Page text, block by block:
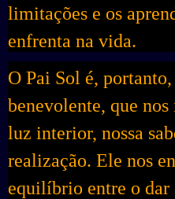
limitações e os
enfrenta na vida.
O Pai Sol é,
benevolente, que nos
luz interior, nossa
realização. Ele nos
equilíbrio entre o dar